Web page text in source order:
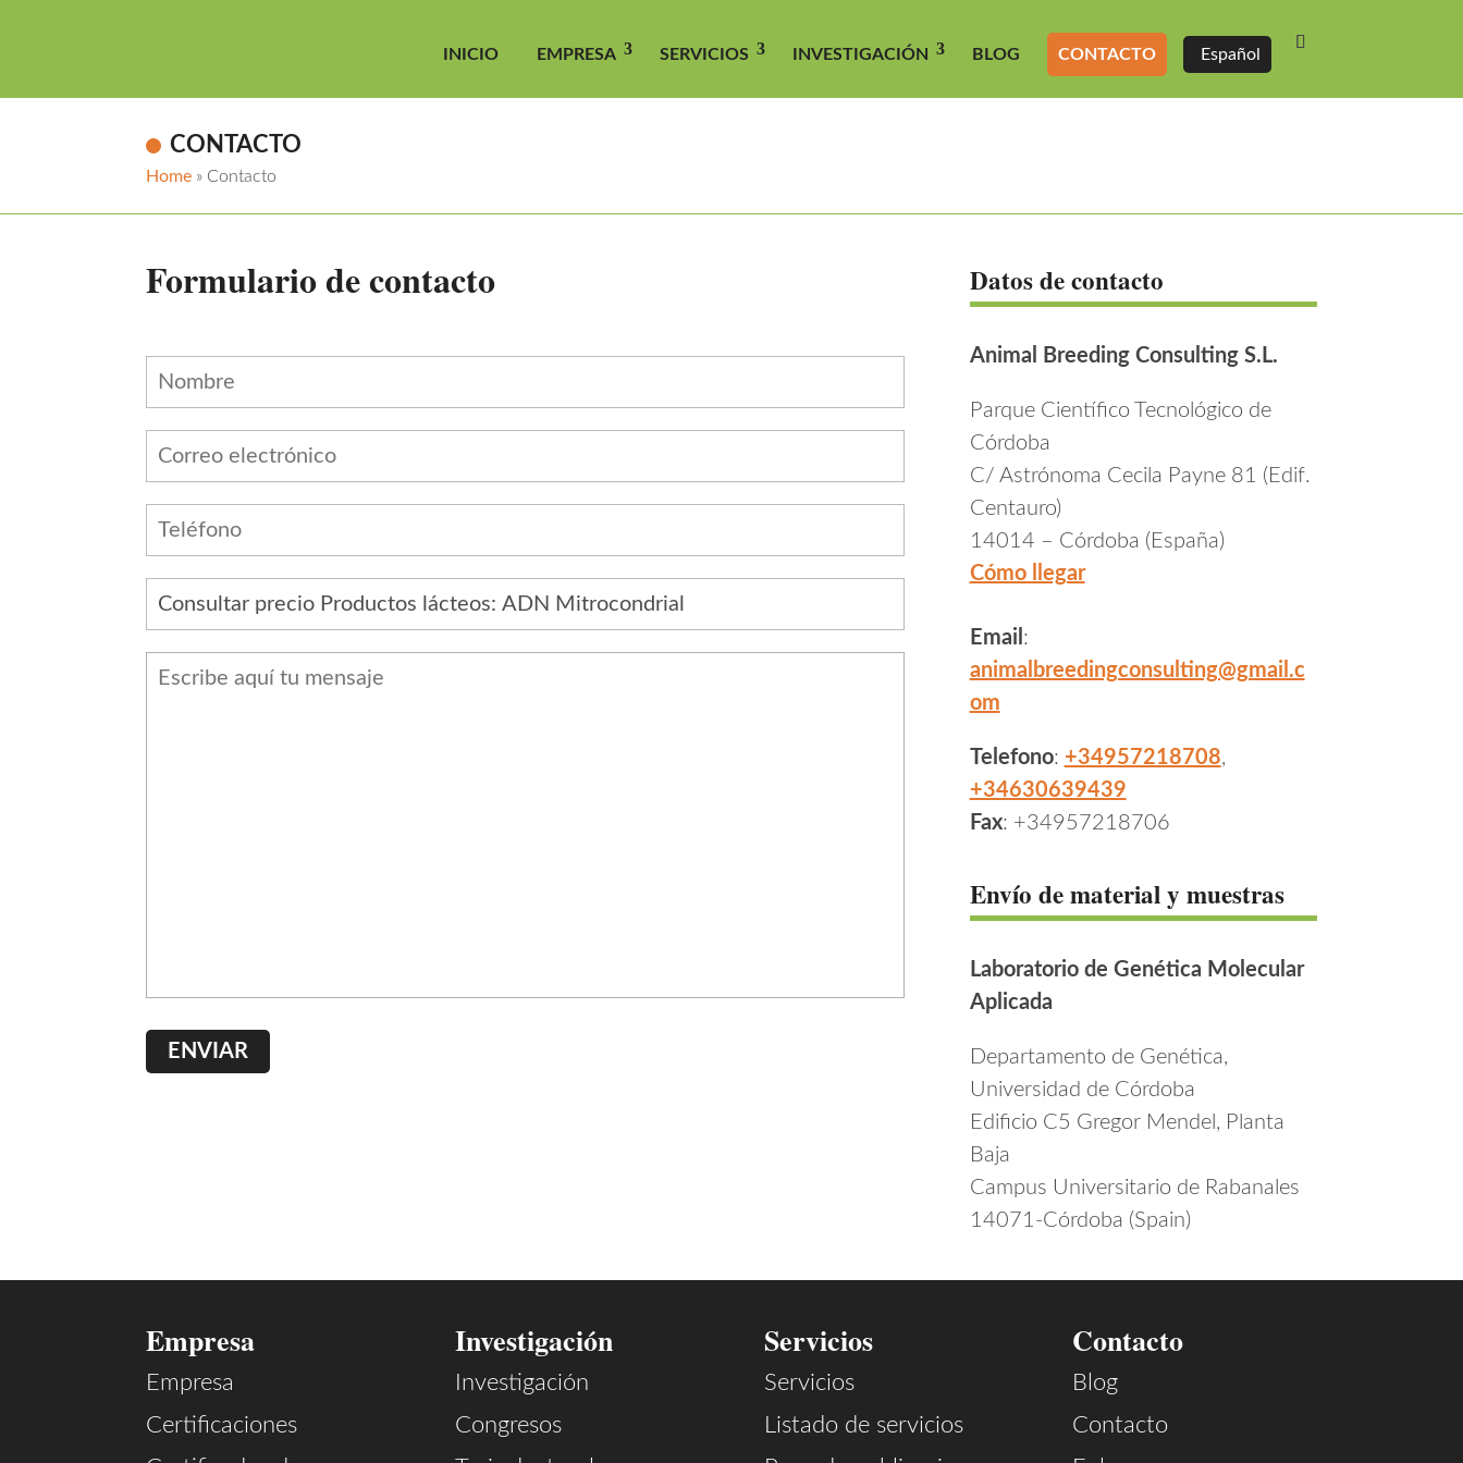
INICIO EMPRESA SERVICIOS INVESTIGACIÓN BLOG CONTACTO Español
CONTACTO
Home » Contacto
Formulario de contacto Datos de contacto
Animal Breeding Consulting S.L.
Parque Científico Tecnológico de
Córdoba
C/ Astrónoma Cecila Payne 81 (Edif.
Centauro)
14014 – Córdoba (España)
Cómo llegar
Email :
animalbreedingconsulting@gmail.c
om
Telefono: +34957218708,
+34630639439
Fax: +34957218706
Envío de material y muestras
Laboratorio de Genética Molecular
Aplicada
Departamento de Genética,
Universidad de Córdoba
Edificio C5 Gregor Mendel, Planta
Baja
Campus Universitario de Rabanales
14071-Córdoba (Spain)
Empresa
Empresa
Certificaciones
Investigación
Investigación
Congresos
Servicios
Servicios
Listado de servicios
Contacto
Blog
Contacto